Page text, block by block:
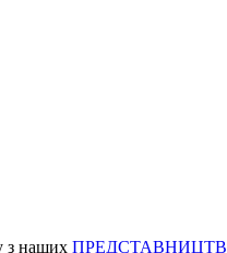
з наших ПРЕДСТАВНИЦТВ